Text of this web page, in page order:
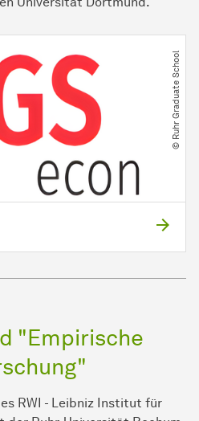
© Ruhr Graduate School
"Empirische
RWI - Leibniz Institut für